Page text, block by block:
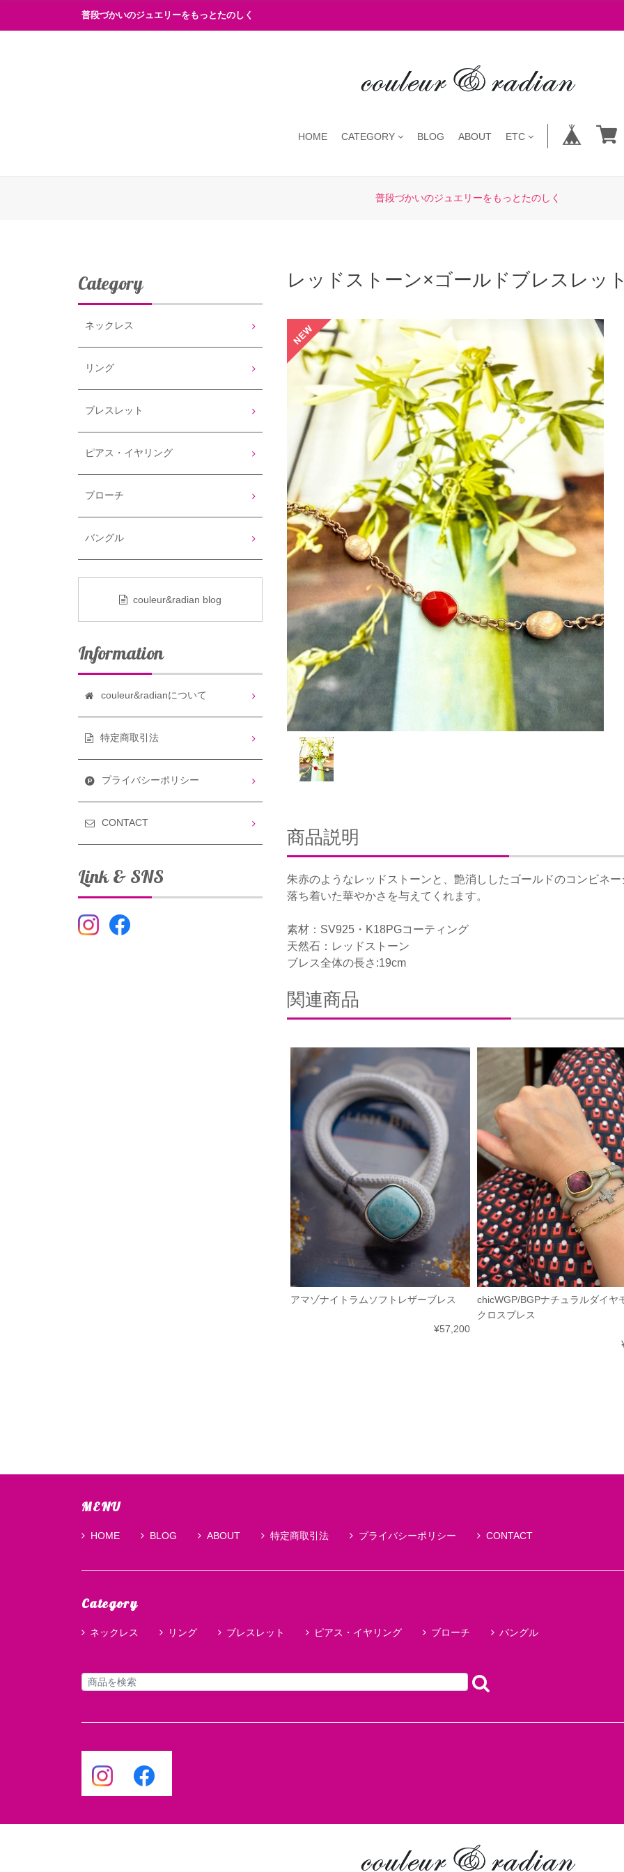
普段づかいのジュエリーをもっとたのしく
HOME CATEGORY BLOG ABOUT ETC
普段づかいのジュエリーをもっとたのしく
レッドストーン×ゴールドブレスレッ
商品説明
朱赤のようなレッドストーンと、艶消ししたゴールドのコンビネー
落ち着いた華やかさを与えてくれます。
素材：SV925・K18PGコーティング
天然石：レッドストーン
ブレス全体の長さ:19cm
関連商品
アマゾナイトラムソフトレザーブレス
¥57,200
chicWGP/BGPナチュラルダイヤ
クロスブレス
Category
ネックレス
リング
ブレスレット
ピアス・イヤリング
ブローチ
バングル
couleur&radian blog
Information
couleur&radianについて
特定商取引法
プライバシーポリシー
CONTACT
Link & SNS
MENU
HOME BLOG ABOUT 特定商取引法 プライバシーポリシー CONTACT
Category
ネックレス リング ブレスレット ピアス・イヤリング ブローチ バングル